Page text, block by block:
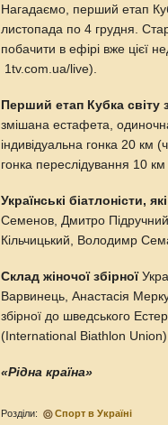
Нагадаємо, перший етап
листопада по 4 грудня.
побачити в ефірі вже цієї
1tv.com.ua/live).
Перший етап Кубка світу
змішана естафета,
індивідуальна гонка 20 км
гонка переслідування 10
Українські біатлоністи,
Семенов, Дмитро
Кільчицький, Володимр
Склад жіночої збірної
Варвинець, Анастасія
збірної до шведського
(International Biathlon
«Рідна країна»
Розділи: Спорт в Україні